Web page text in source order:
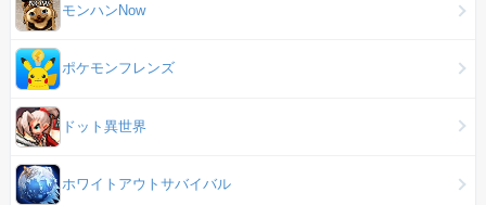
モンハンNow
ポケモンフレンズ
ドット異世界
ホワイトアウトサバイバル